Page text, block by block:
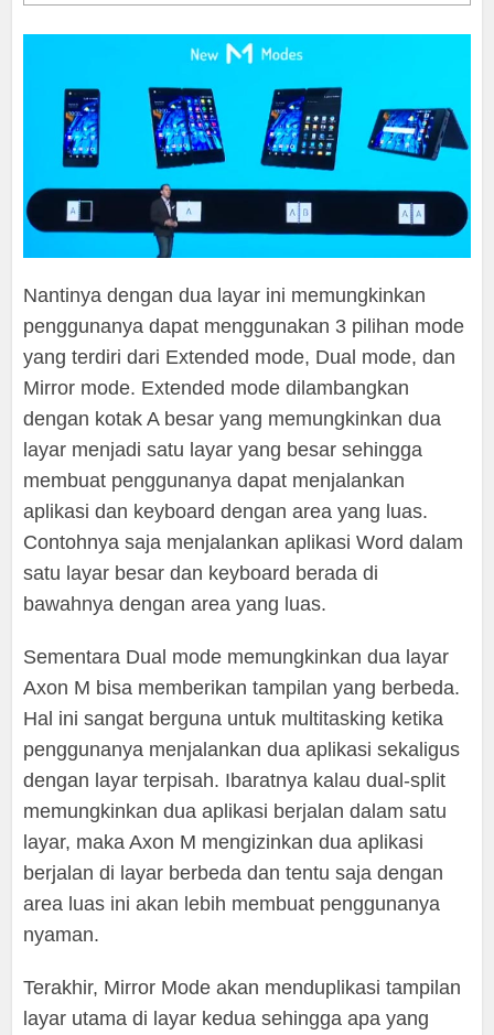
Nantinya dengan dua layar ini memungkinkan
penggunanya dapat menggunakan 3 pilihan mode
yang terdiri dari Extended mode, Dual mode, dan
Mirror mode. Extended mode dilambangkan
dengan kotak A besar yang memungkinkan dua
layar menjadi satu layar yang besar sehingga
membuat penggunanya dapat menjalankan
aplikasi dan keyboard dengan area yang luas.
Contohnya saja menjalankan aplikasi Word dalam
satu layar besar dan keyboard berada di
bawahnya dengan area yang luas.
Sementara Dual mode memungkinkan dua layar
Axon M bisa memberikan tampilan yang berbeda.
Hal ini sangat berguna untuk multitasking ketika
penggunanya menjalankan dua aplikasi sekaligus
dengan layar terpisah. Ibaratnya kalau dual-split
memungkinkan dua aplikasi berjalan dalam satu
layar, maka Axon M mengizinkan dua aplikasi
berjalan di layar berbeda dan tentu saja dengan
area luas ini akan lebih membuat penggunanya
nyaman.
Terakhir, Mirror Mode akan menduplikasi tampilan
layar utama di layar kedua sehingga apa yang